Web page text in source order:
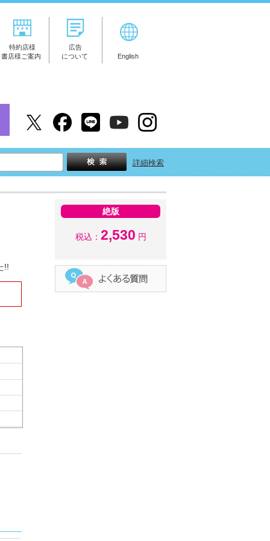
特約店様
書店様ご案内
広告
について
English
詳細検索
!!
絶版
税込： 2,530 円